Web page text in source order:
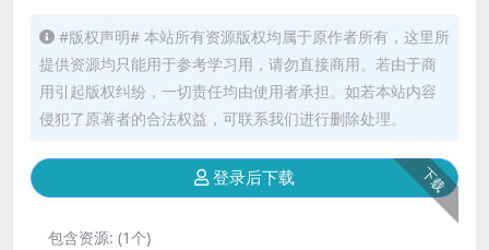
#版权声明# 本站所有资源版权均属于原作者所有，这里所
提供资源均只能用于参考学习用，请勿直接商用。若由于商
用引起版权纠纷，一切责任均由使用者承担。如若本站内容
侵犯了原著者的合法权益，可联系我们进行删除处理。
下载
登录后下载
包含资源: (1个)